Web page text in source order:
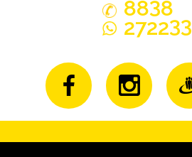
8838
272233